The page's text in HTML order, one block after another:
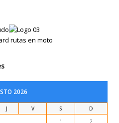
2026
J V S
D
1
2